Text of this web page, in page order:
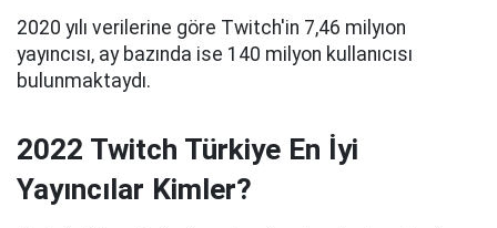
2020 yılı verilerine göre Twitch'in 7,46 milyıon
yayıncısı, ay bazında ise 140 milyon kullanıcısı
bulunmaktaydı.
2022 Twitch Türkiye En İyi
Yayıncılar Kimler?